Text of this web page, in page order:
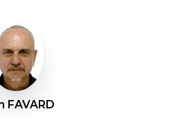
FAVARD